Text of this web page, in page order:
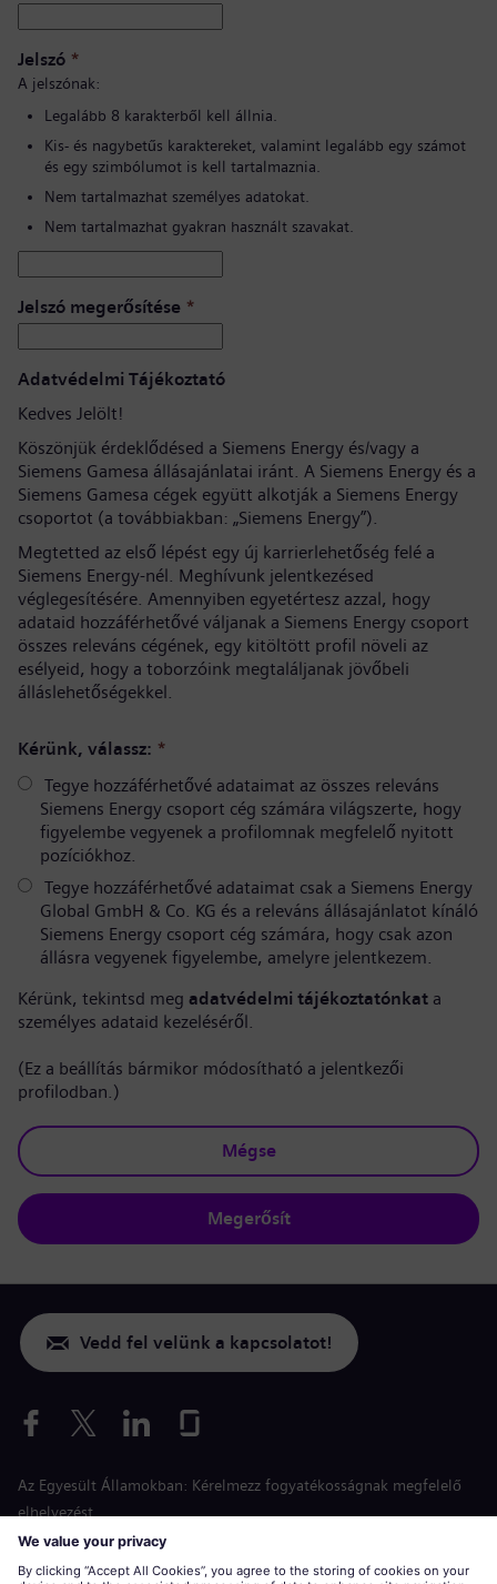
Jelszó *
A jelszónak:
Legalább 8 karakterből kell állnia.
Kis- és nagybetűs karaktereket, valamint legalább egy számot
és egy szimbólumot is kell tartalmaznia.
Nem tartalmazhat személyes adatokat.
Nem tartalmazhat gyakran használt szavakat.
Jelszó megerősítése *
Adatvédelmi Tájékoztató
Kedves Jelölt!
Köszönjük érdeklődésed a Siemens Energy és/vagy a
Siemens Gamesa állásajánlatai iránt. A Siemens Energy és a
Siemens Gamesa cégek együtt alkotják a Siemens Energy
csoportot (a továbbiakban: „Siemens Energy”).
Megtetted az első lépést egy új karrierlehetőség felé a
Siemens Energy-nél. Meghívunk jelentkezésed
véglegesítésére. Amennyiben egyetértesz azzal, hogy
adataid hozzáférhetővé váljanak a Siemens Energy csoport
összes releváns cégének, egy kitöltött profil növeli az
esélyeid, hogy a toborzóink megtaláljanak jövőbeli
álláslehetőségekkel.
Kérünk, válassz: *
Tegye hozzáférhetővé adataimat az összes releváns
Siemens Energy csoport cég számára világszerte, hogy
figyelembe vegyenek a profilomnak megfelelő nyitott
pozíciókhoz.
Tegye hozzáférhetővé adataimat csak a Siemens Energy
Global GmbH & Co. KG és a releváns állásajánlatot kínáló
Siemens Energy csoport cég számára, hogy csak azon
állásra vegyenek figyelembe, amelyre jelentkezem.
Kérünk, tekintsd meg adatvédelmi tájékoztatónkat a
személyes adataid kezeléséről.
(Ez a beállítás bármikor módosítható a jelentkezői
profilodban.)
Mégse
Megerősít
Vedd fel velünk a kapcsolatot!
Az Egyesült Államokban: Kérelmezz fogyatékosságnak megfelelő
elhelyezést
Esélyegyenlőség a jelentkezés során
siemens-energy.comGlobális weboldal